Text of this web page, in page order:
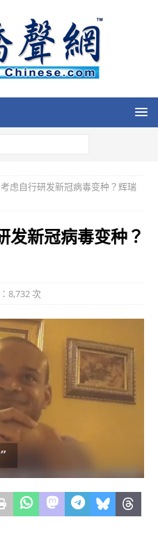
考虑自行研发新冠病毒变种？辉瑞
发新冠病毒变种？
8,732 次